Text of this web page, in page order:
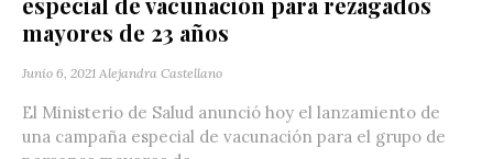
mayores de 23 años
Junio 6, 2021 Alejandra Castellano
El Ministerio de Salud anunció hoy el lanzamiento de
una campaña especial de vacunación para el grupo de